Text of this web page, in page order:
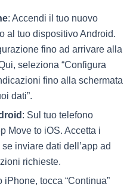
: Accendi il tuo nuovo
al tuo dispositivo Android.
fino ad arrivare alla
seleziona “Configura
fino alla schermata
dati”.
: Sul tuo telefono
Move to iOS. Accetta i
inviare dati dell’app ad
richieste.
iPhone, tocca “Continua”